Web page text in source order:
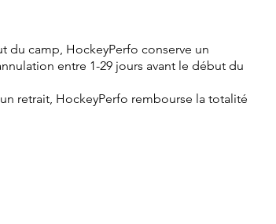
du camp, HockeyPerfo conserve un
entre 1-29 jours avant le début du
retrait, HockeyPerfo rembourse la totalité